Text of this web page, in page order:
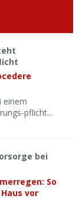
einem
pflicht...
bei
So
vor